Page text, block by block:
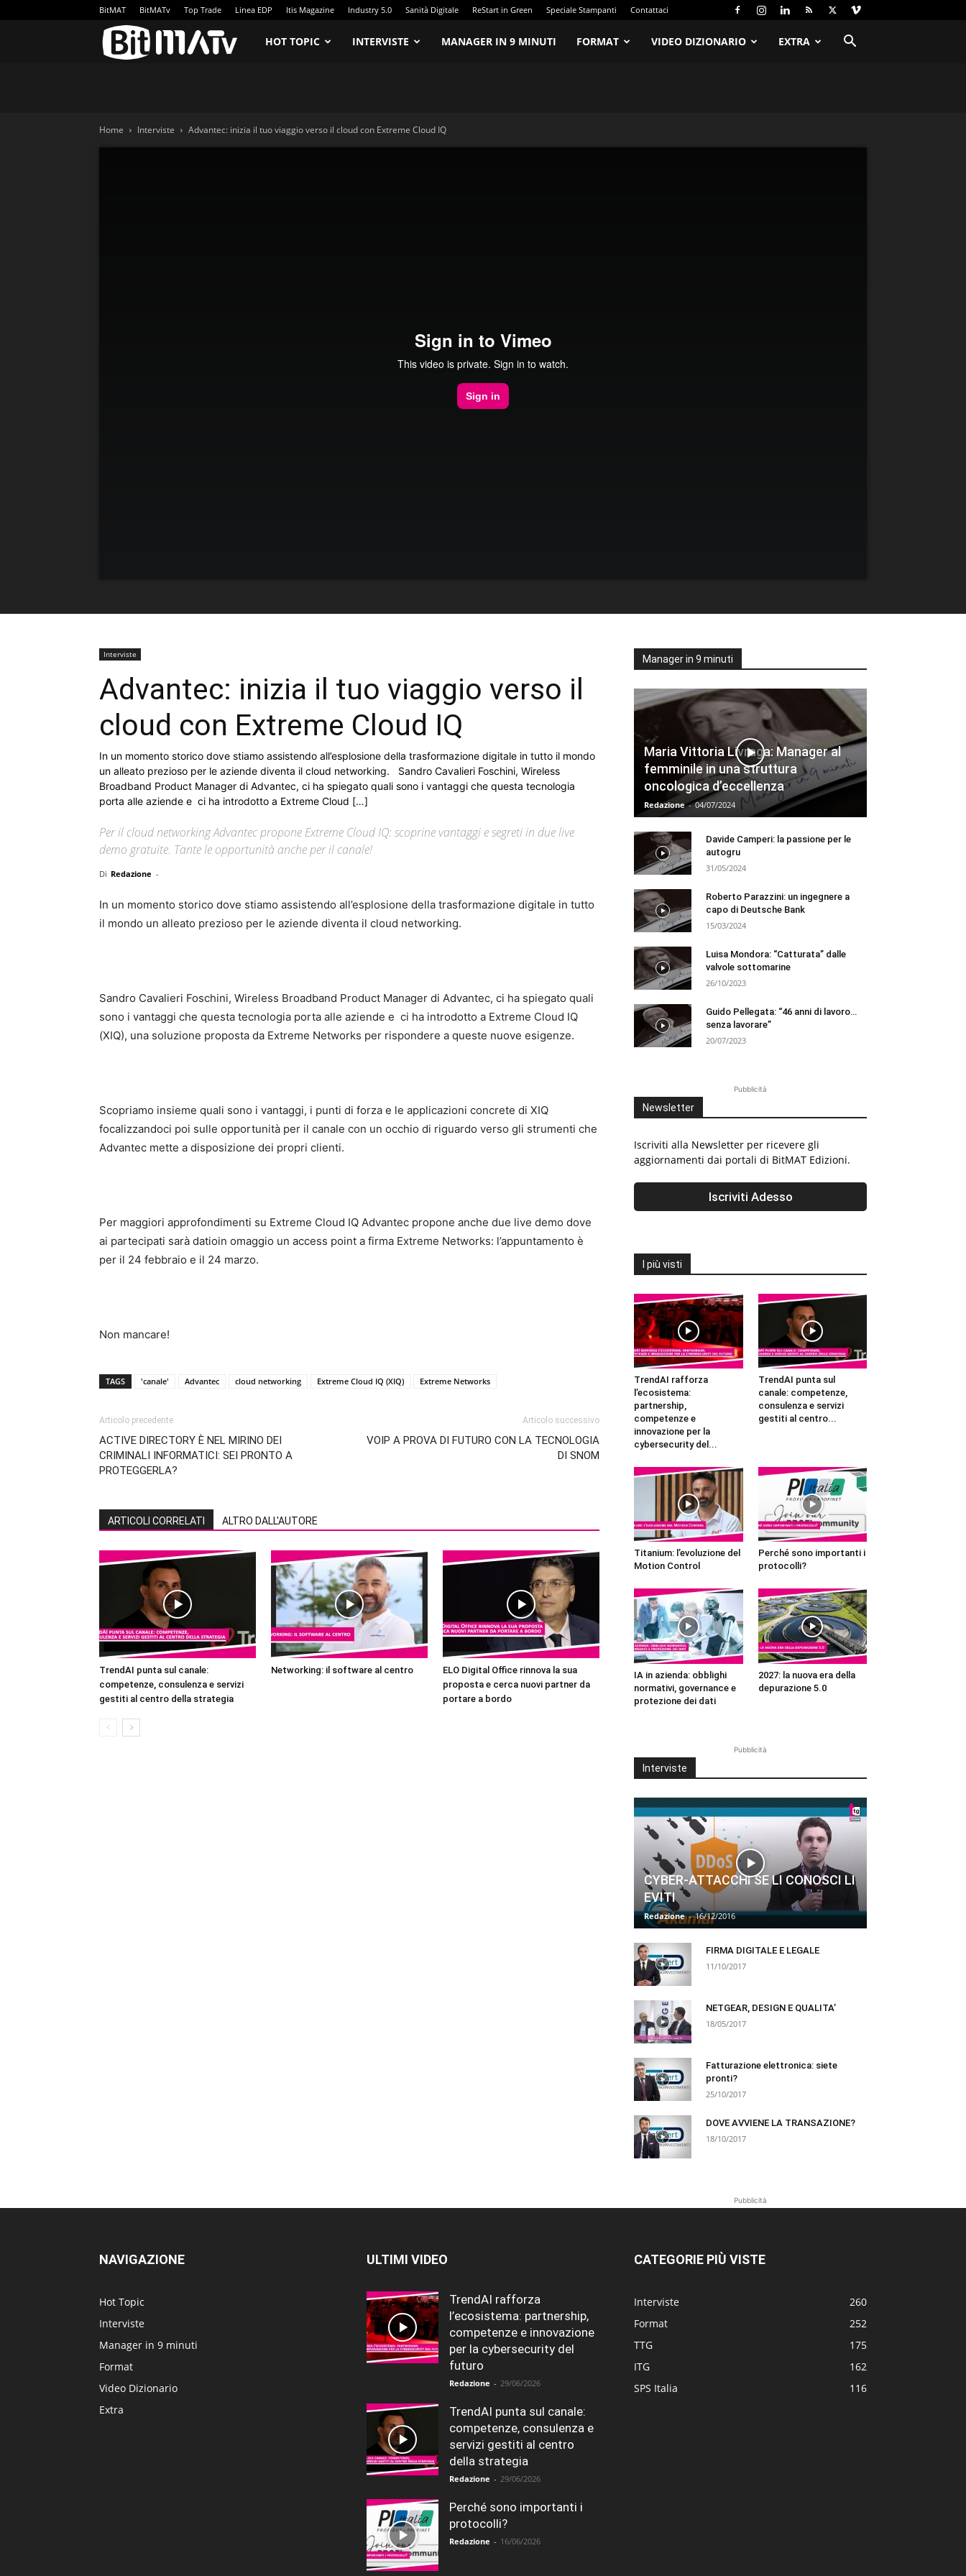
BitMAT BitMATv Top Trade Linea EDP Itis Magazine Industry 5.0 Sanità Digitale ReStart in Green Speciale Stampanti Contattaci
BitMATv
HOT TOPIC INTERVISTE MANAGER IN 9 MINUTI FORMAT VIDEO DIZIONARIO EXTRA
Home Interviste Advantec: inizia il tuo viaggio verso il cloud con Extreme Cloud IQ
Interviste
Advantec: inizia il tuo viaggio verso il
cloud con Extreme Cloud IQ
In un momento storico dove stiamo assistendo all’esplosione della trasformazione digitale in tutto il mondo
un alleato prezioso per le aziende diventa il cloud networking. Sandro Cavalieri Foschini, Wireless
Broadband Product Manager di Advantec, ci ha spiegato quali sono i vantaggi che questa tecnologia
porta alle aziende e ci ha introdotto a Extreme Cloud […]
Per il cloud networking Advantec propone Extreme Cloud IQ: scoprine vantaggi e segreti in due live
demo gratuite. Tante le opportunità anche per il canale!
Di Redazione -
In un momento storico dove stiamo assistendo all’esplosione della trasformazione digitale in tutto
il mondo un alleato prezioso per le aziende diventa il cloud networking.
Sandro Cavalieri Foschini, Wireless Broadband Product Manager di Advantec, ci ha spiegato quali
sono i vantaggi che questa tecnologia porta alle aziende e ci ha introdotto a Extreme Cloud IQ
(XIQ), una soluzione proposta da Extreme Networks per rispondere a queste nuove esigenze.
Scopriamo insieme quali sono i vantaggi, i punti di forza e le applicazioni concrete di XIQ
focalizzandoci poi sulle opportunità per il canale con un occhio di riguardo verso gli strumenti che
Advantec mette a disposizione dei propri clienti.
Per maggiori approfondimenti su Extreme Cloud IQ Advantec propone anche due live demo dove
ai partecipati sarà datioin omaggio un access point a firma Extreme Networks: l’appuntamento è
per il 24 febbraio e il 24 marzo.
Non mancare!
TAGS 'canale' Advantec cloud networking Extreme Cloud IQ (XIQ) Extreme Networks
Articolo precedente
ACTIVE DIRECTORY È NEL MIRINO DEI
CRIMINALI INFORMATICI: SEI PRONTO A
PROTEGGERLA?
Articolo successivo
VOIP A PROVA DI FUTURO CON LA TECNOLOGIA
DI SNOM
ARTICOLI CORRELATI ALTRO DALL'AUTORE
TrendAI punta sul canale:
competenze, consulenza e servizi
gestiti al centro della strategia
Networking: il software al centro
ELO Digital Office rinnova la sua
proposta e cerca nuovi partner da
portare a bordo
Manager in 9 minuti
Maria Vittoria Livraga: Manager al
femminile in una struttura
oncologica d’eccellenza
Redazione - 04/07/2024
Davide Camperi: la passione per le
autogru
31/05/2024
Roberto Parazzini: un ingegnere a
capo di Deutsche Bank
15/03/2024
Luisa Mondora: “Catturata” dalle
valvole sottomarine
26/10/2023
Guido Pellegata: “46 anni di lavoro…
senza lavorare”
20/07/2023
Pubblicità
Newsletter
Iscriviti alla Newsletter per ricevere gli
aggiornamenti dai portali di BitMAT Edizioni.
I più visti
TrendAI rafforza
l’ecosistema:
partnership,
competenze e
innovazione per la
cybersecurity del...
TrendAI punta sul
canale: competenze,
consulenza e servizi
gestiti al centro...
Titanium: l’evoluzione del
Motion Control
Perché sono importanti i
protocolli?
IA in azienda: obblighi
normativi, governance e
protezione dei dati
2027: la nuova era della
depurazione 5.0
Pubblicità
Interviste
CYBER-ATTACCHI SE LI CONOSCI LI
EVITI
Redazione - 16/12/2016
FIRMA DIGITALE E LEGALE
11/10/2017
NETGEAR, DESIGN E QUALITA’
18/05/2017
Fatturazione elettronica: siete
pronti?
25/10/2017
DOVE AVVIENE LA TRANSAZIONE?
18/10/2017
Pubblicità
NAVIGAZIONE
Hot Topic
Interviste
Manager in 9 minuti
Format
Video Dizionario
Extra
ULTIMI VIDEO
TrendAI rafforza
l’ecosistema: partnership,
competenze e innovazione
per la cybersecurity del
futuro
Redazione - 29/06/2026
TrendAI punta sul canale:
competenze, consulenza e
servizi gestiti al centro
della strategia
Redazione - 29/06/2026
Perché sono importanti i
protocolli?
Redazione - 16/06/2026
CATEGORIE PIÙ VISTE
Interviste
260
Format
252
TTG
175
ITG
162
SPS Italia
116